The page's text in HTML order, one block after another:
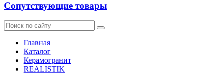
Сопутствующие товары
Главная
Каталог
Керамогранит
REALISTIK